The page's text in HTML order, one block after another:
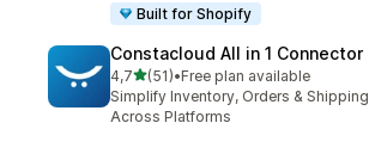
Built for Shopify
Constacloud All in 1 Connector
4,75 yıldız üzerinden
(51)
toplam 51 değerlendirme
•Free plan available
Simplify Inventory, Orders & Shipping
Across Platforms